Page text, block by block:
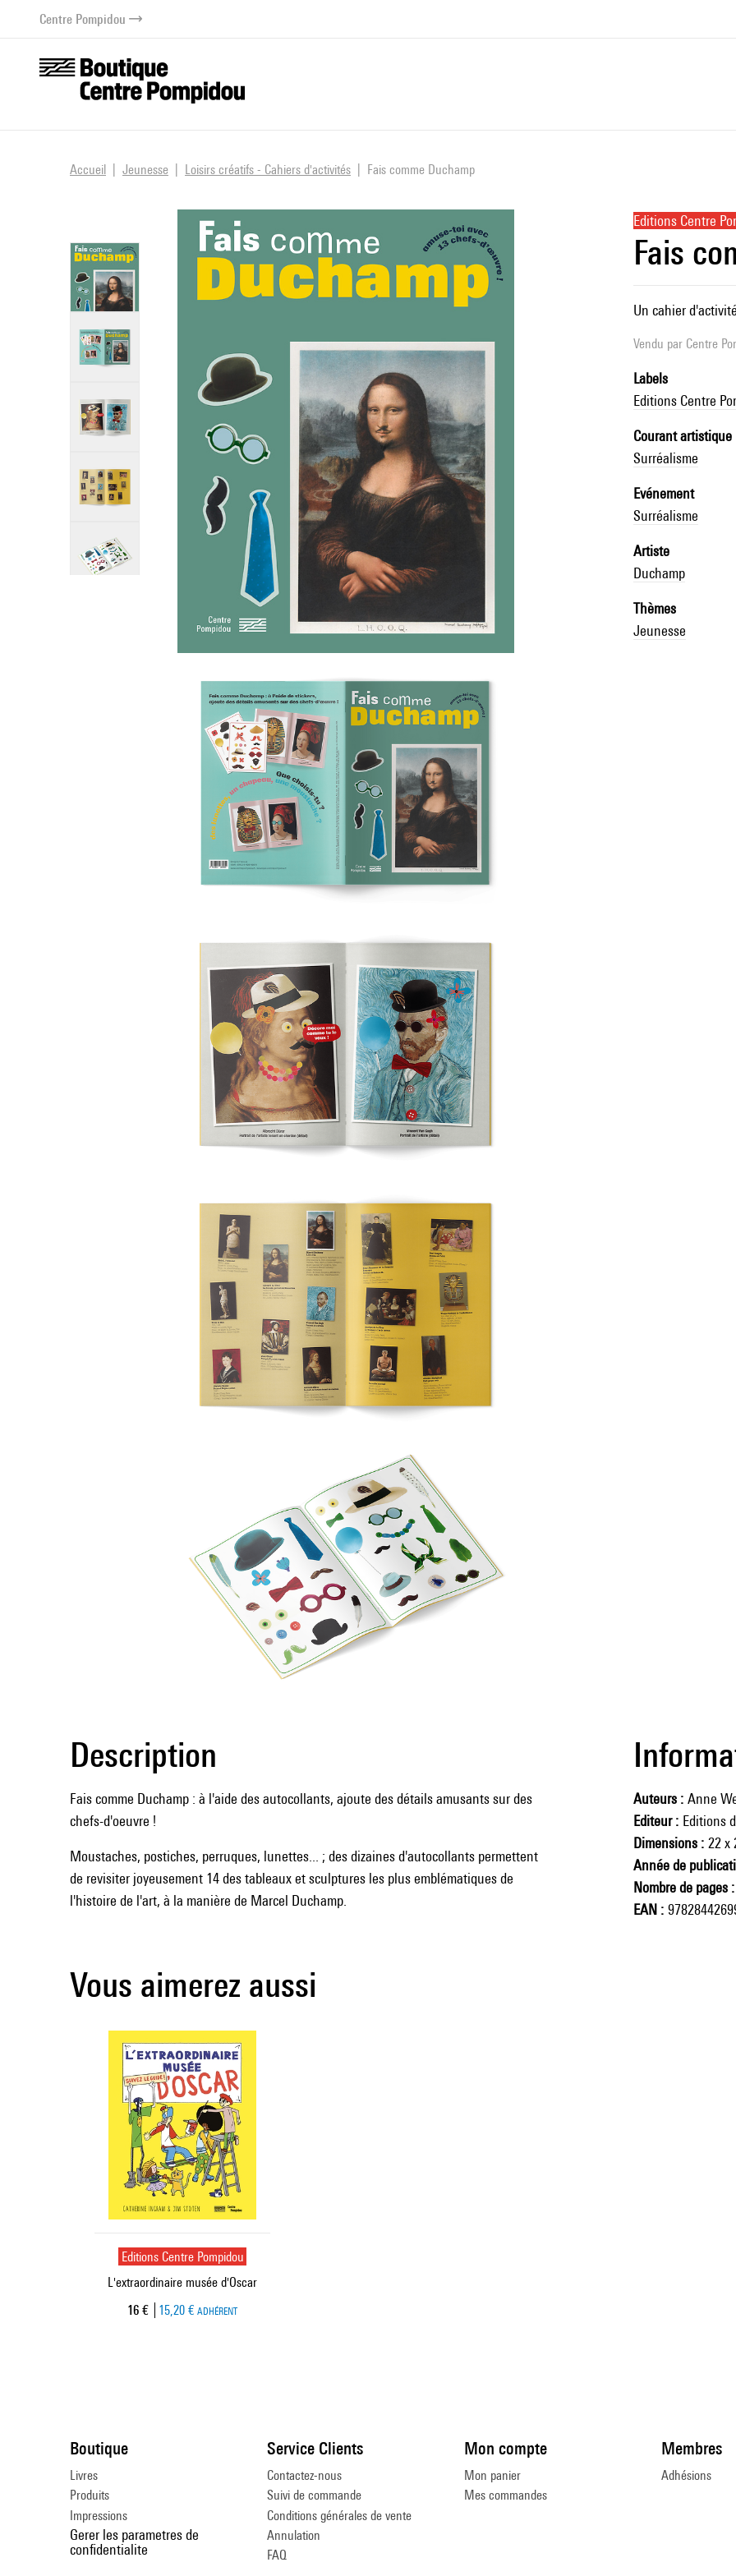
contenuCentre Pompidou
Accueil Jeunesse Loisirs créatifs - Cahiers d'activités Fais comme Duchamp
Editions Centre
Fais
Un cahier
Vendu par Centre
Labels
Editions Centre
Courant artistique
Surréalisme
Evénement
Surréalisme
Artiste
Duchamp
Thèmes
Jeunesse
Description
Fais comme Duchamp : à l'aide des autocollants, ajoute des détails amusants sur des
chefs-d'oeuvre !
Moustaches, postiches, perruques, lunettes... ; des dizaines d'autocollants permettent
de revisiter joyeusement 14 des tableaux et sculptures les plus emblématiques de
l'histoire de l'art, à la manière de Marcel Duchamp.
Auteurs
Anne
Editeur
Editions
Dimensions
22 x
Année de
Nombre de pages
EAN
Vous aimerez aussi
Editions Centre Pompidou
L'extraordinaire musée d'Oscar
Prix ​​actuel
16 € 15,20 € ADHÉRENT
Boutique
Livres
Produits
Impressions
Gerer les parametres de
confidentialite
Service Clients
Contactez-nous
Suivi de commande
Conditions générales de vente
Annulation
FAQ
Mon compte
Mon panier
Mes commandes
Membres
Adhésions